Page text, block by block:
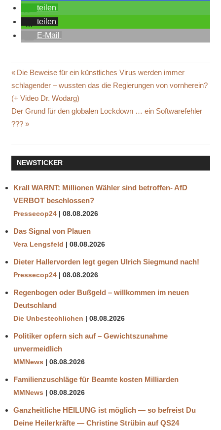
teilen
teilen
E-Mail
CO2-
COVID
EQUALITY
GALILEO
GREMIEN
GRETA
PANEL
OF
GROUPS
Beitragsnavigation
Vorheriger
Beitrag:
Die Beweise für ein künstliches Virus werden immer
schlagender – wussten das die Regierungen von vornherein?
(+ Video Dr. Wodarg)
Nächster
Beitrag:
Der Grund für den globalen Lockdown … ein Softwarefehler
???
NEWSTICKER
Krall WARNT: Millionen Wähler sind betroffen- AfD
VERBOT beschlossen?
Pressecop24 08.08.2026
Das Signal von Plauen
Vera Lengsfeld 08.08.2026
Dieter Hallervorden legt gegen Ulrich Siegmund nach!
Pressecop24 08.08.2026
Regenbogen oder Bußgeld – willkommen im neuen
Deutschland
Die Unbestechlichen 08.08.2026
Politiker opfern sich auf – Gewichtszunahme
unvermeidlich
MMNews 08.08.2026
Familienzuschläge für Beamte kosten Milliarden
MMNews 08.08.2026
Ganzheitliche HEILUNG ist möglich — so befreist Du
Deine Heilerkräfte — Christine Strübin auf QS24